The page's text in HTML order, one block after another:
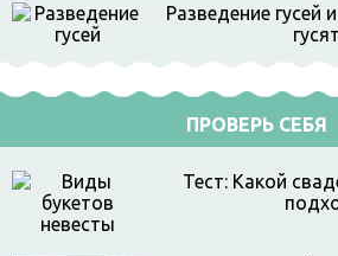
Разведение гусей
ПРОВЕРЬ СЕБЯ
Тест: Какой